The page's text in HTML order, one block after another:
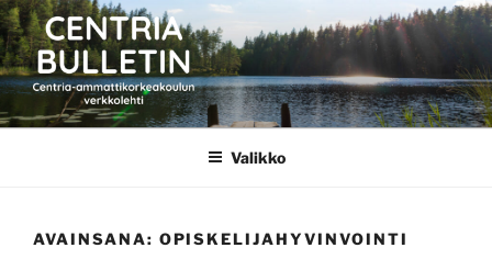
Siirry
sisältöön
CENTRIA BULLETIN
Valikko
AVAINSANA: OPISKELIJAHYVINVOINTI